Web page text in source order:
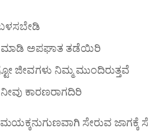
ಮಾಡಿ ಅಪಘಾತ ತಡೆಯಿರಿ
ಜೀವಗಳು ನಿಮ್ಮ ಮುಂದಿರುತ್ತವೆ
ಕಾರಣರಾಗದಿರಿ
ಸೇರುವ ಜಾಗಕ್ಕೆ